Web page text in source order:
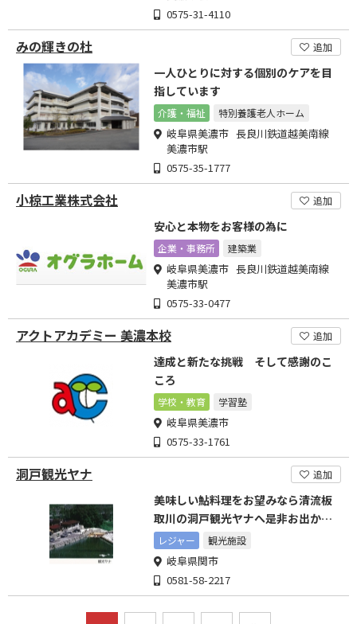
0575-31-4110
みの輝きの杜 追加
一人ひとりに対する個別のケアを目
指しています
介護・福祉 特別養護老人ホーム
岐阜県美濃市 長良川鉄道越美南線
美濃市駅
0575-35-1777
小椋工業株式会社 追加
安心と本物をお客様の為に
企業・事務所 建築業
岐阜県美濃市 長良川鉄道越美南線
美濃市駅
0575-33-0477
アクトアカデミー 美濃本校 追加
達成と新たな挑戦 そして感謝のこ
ころ
学校・教育 学習塾
岐阜県美濃市
0575-33-1761
洞戸観光ヤナ 追加
美味しい鮎料理をお望みなら清流板
取川の洞戸観光ヤナへ是非お出かけ
下さい。
レジャー 観光施設
岐阜県関市
0581-58-2217